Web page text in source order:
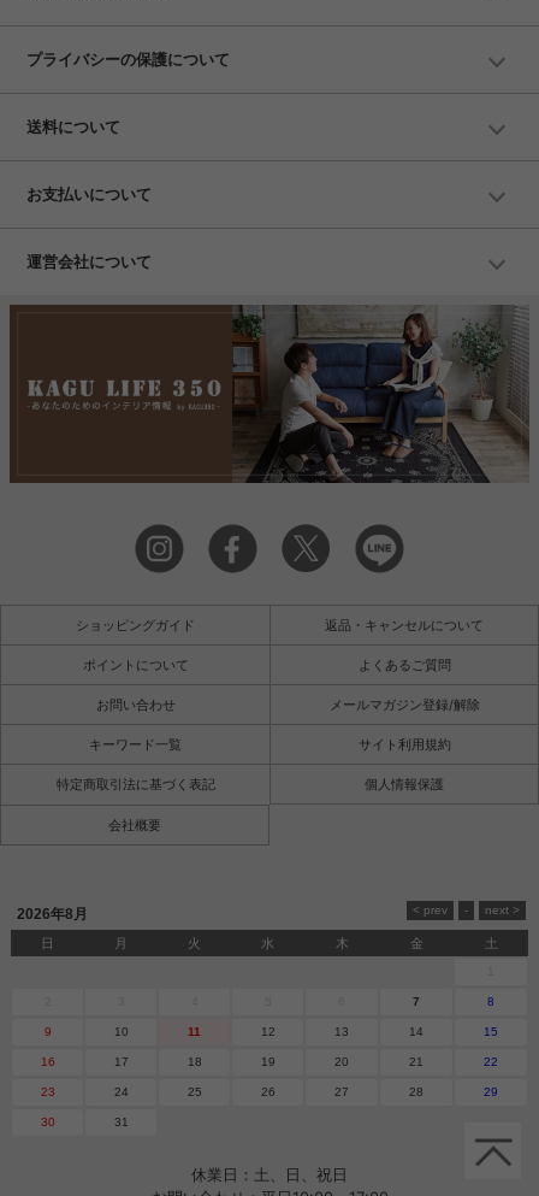
プライバシーの保護について
送料について
お支払いについて
運営会社について
ショッピングガイド 返品・キャンセルについて
ポイントについて よくあるご質問
お問い合わせ メールマガジン登録/解除
キーワード一覧 サイト利用規約
特定商取引法に基づく表記 個人情報保護
会社概要
2026年8月
日 月 火 水 木 金 土
7 8
9 10 11 12 13 14 15
16 17 18 19 20 21 22
23 24 25 26 27 28 29
30 31
休業日：土、日、祝日